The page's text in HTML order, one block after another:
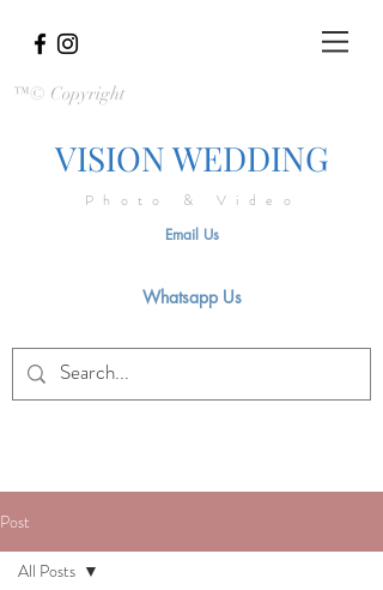
™© Copyright
VISION WEDDING
Photo & Video
Email Us
Whatsapp Us
Post
All Posts